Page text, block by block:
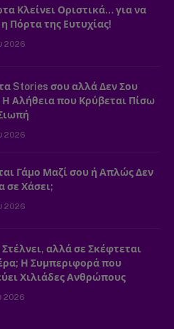
Κλείνει Οριστικά… για να
η Πόρτα της Ευτυχίας!
2026
Stories σου αλλά Δεν Σου
Η Αλήθεια που Κρύβεται Πίσω
2026
Γάμο Μαζί σου ή Απλώς Δεν
σε Χάσει;
2026
αλλά σε Σκέφτεται
Η Συμπεριφορά που
Χιλιάδες Ανθρώπους
2026